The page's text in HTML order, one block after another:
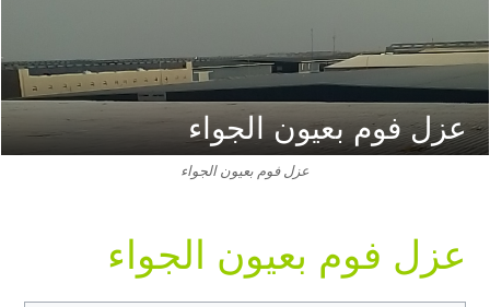
عزل فوم بعيون الجواء
عزل فوم بعيون الجواء
عزل فوم بعيون الجواء